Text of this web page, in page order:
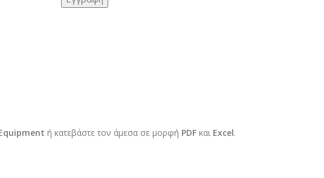
ή κατεβάστε τον άμεσα σε μορφή PDFκαι Excel.